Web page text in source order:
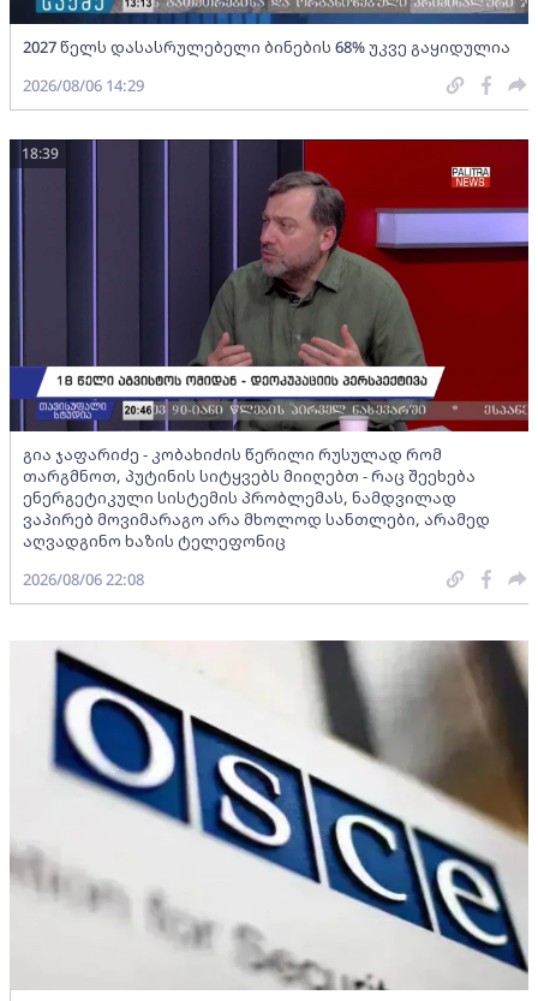
2027 წელს დასასრულებელი ბინების 68% უკვე გაყიდულია
2026/08/06 14:29
გია ჯაფარიძე - კობახიძის წერილი რუსულად რომ
თარგმნოთ, პუტინის სიტყვებს მიიღებთ - რაც შეეხება
ენერგეტიკული სისტემის პრობლემას, ნამდვილად
ვაპირებ მოვიმარაგო არა მხოლოდ სანთლები, არამედ
აღვადგინო ხაზის ტელეფონიც
18:39
2026/08/06 22:08